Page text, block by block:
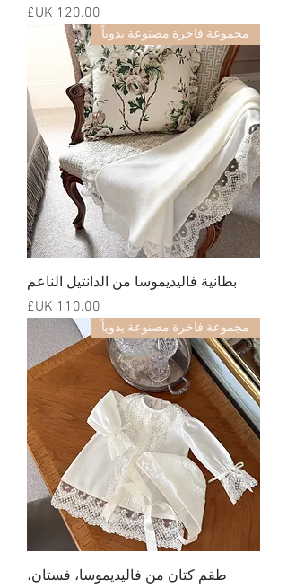
السعر
مجموعة فاخرة مصنوعة يدوياً
بطانية فاليديموسا من الدانتيل الناعم
السعر
مجموعة فاخرة مصنوعة يدوياً
طقم كتان من فاليديموسا، فستان،